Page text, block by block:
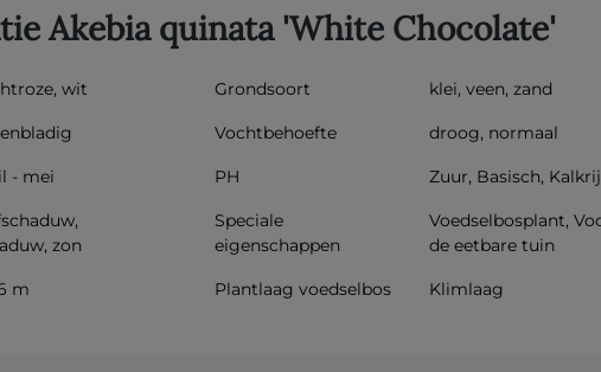
Akebia quinata 'White Chocolate'
wit
- mei
zon
m
Grondsoort klei, veen, zand
Vochtbehoefte droog, normaal
PH Zuur, Basisch,
Speciale
eigenschappen
Voedselbosplant,
de eetbare tuin
Plantlaag voedselbos Klimlaag